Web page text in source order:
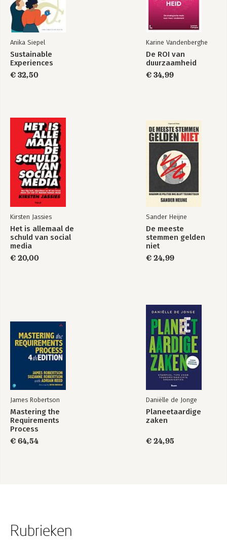
Bekijk alle boeken
Anika Siepel
Sustainable
Experiences
€ 32,50
Karine Vandenberghe
De ROI van
duurzaamheid
€ 34,99
Kirsten Jassies
Het is allemaal de
schuld van social
media
€ 20,00
Sander Heijne
De meeste
stemmen gelden
niet
€ 24,99
James Robertson
Mastering the
Requirements
Process
€ 64,54
Daniëlle de Jonge
Planeetaardige
zaken
€ 24,95
Rubrieken